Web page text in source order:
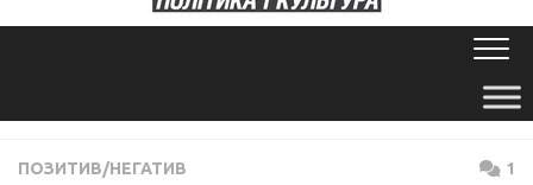
ПОЗИТИВ/НЕГАТИВ 1